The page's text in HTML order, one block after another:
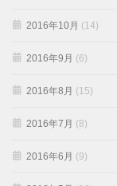
2016年10月 (14)
2016年9月 (6)
2016年8月 (15)
2016年7月 (8)
2016年6月 (9)